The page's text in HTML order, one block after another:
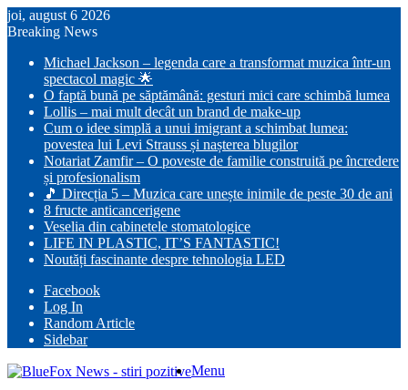
joi, august 6 2026
Breaking News
Michael Jackson – legenda care a transformat muzica într-un
spectacol magic 🌟
O faptă bună pe săptămână: gesturi mici care schimbă lumea
Lollis – mai mult decât un brand de make-up
Cum o idee simplă a unui imigrant a schimbat lumea:
povestea lui Levi Strauss și nașterea blugilor
Notariat Zamfir – O poveste de familie construită pe încredere
și profesionalism
🎵 Direcția 5 – Muzica care unește inimile de peste 30 de ani
8 fructe anticancerigene
Veselia din cabinetele stomatologice
LIFE IN PLASTIC, IT’S FANTASTIC!
Noutăți fascinante despre tehnologia LED
Facebook
Log In
Random Article
Sidebar
Menu